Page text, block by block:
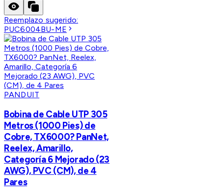
Reemplazo sugerido:
PUC6004BU-ME
PANDUIT
Bobina de Cable UTP 305
Metros (1000 Pies) de
Cobre, TX6000? PanNet,
Reelex, Amarillo,
Categoría 6 Mejorado (23
AWG), PVC (CM), de 4
Pares